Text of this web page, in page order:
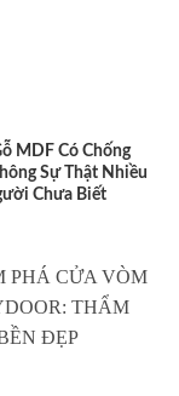
MDF Có Chống
Sự Thật Nhiều
Chưa Biết